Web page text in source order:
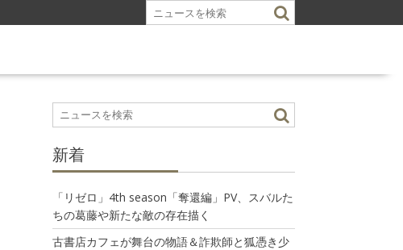
新着
「リゼロ」4th season「奪還編」PV、スバルた
ちの葛藤や新たな敵の存在描く
古書店カフェが舞台の物語＆詐欺師と狐憑き少